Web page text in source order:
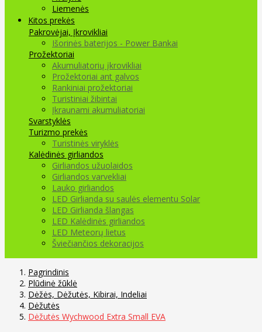
Liemenės
Kitos prekės
Pakrovėjai, Įkrovikliai
Išorinės baterijos - Power Bankai
Prožektoriai
Akumuliatorių įkrovikliai
Prožektoriai ant galvos
Rankiniai prožektoriai
Turistiniai žibintai
Įkraunami akumuliatoriai
Svarstyklės
Turizmo prekės
Turistinės viryklės
Kalėdinės girliandos
Girliandos užuolaidos
Girliandos varvekliai
Lauko girliandos
LED Girlianda su saulės elementu Solar
LED Girlianda šlangas
LED Kalėdinės girliandos
LED Meteorų lietus
Šviečiančios dekoracijos
Pagrindinis
Plūdinė žūklė
Dėžės, Dėžutės, Kibirai, Indeliai
Dėžutės
Dėžutės Wychwood Extra Small EVA